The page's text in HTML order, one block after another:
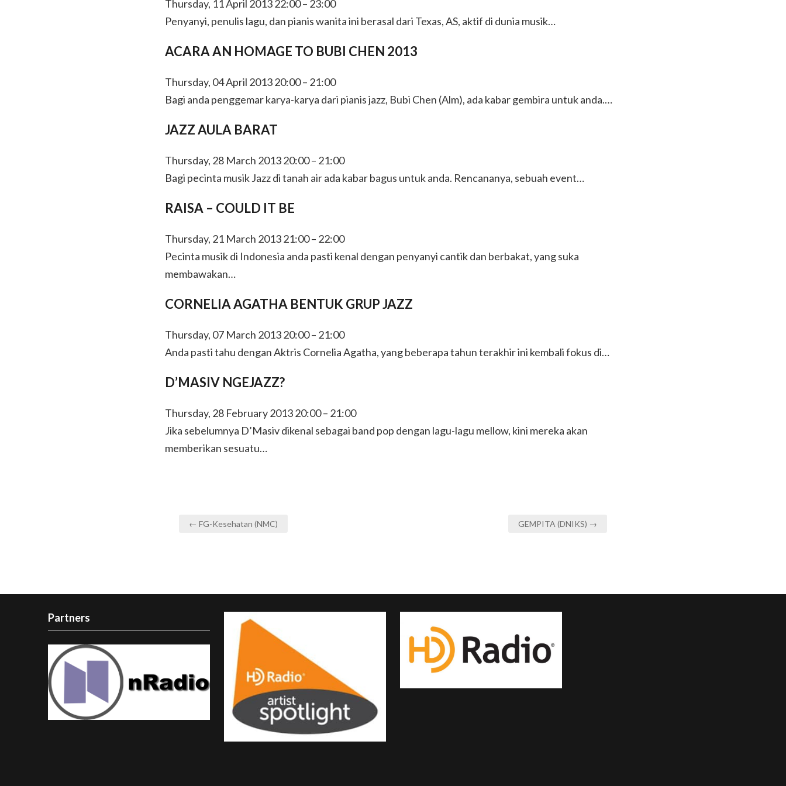
Thursday, 11 April 2013 22:00 – 23:00
Penyanyi, penulis lagu, dan pianis wanita ini berasal dari Texas, AS, aktif di dunia musik…
ACARA AN HOMAGE TO BUBI CHEN 2013
Thursday, 04 April 2013 20:00 – 21:00
Bagi anda penggemar karya-karya dari pianis jazz, Bubi Chen (Alm), ada kabar gembira untuk anda.…
JAZZ AULA BARAT
Thursday, 28 March 2013 20:00 – 21:00
Bagi pecinta musik Jazz di tanah air ada kabar bagus untuk anda. Rencananya, sebuah event…
RAISA – COULD IT BE
Thursday, 21 March 2013 21:00 – 22:00
Pecinta musik di Indonesia anda pasti kenal dengan penyanyi cantik dan berbakat, yang suka
membawakan…
CORNELIA AGATHA BENTUK GRUP JAZZ
Thursday, 07 March 2013 20:00 – 21:00
Anda pasti tahu dengan Aktris Cornelia Agatha, yang beberapa tahun terakhir ini kembali fokus di…
D’MASIV NGEJAZZ?
Thursday, 28 February 2013 20:00 – 21:00
Jika sebelumnya D’Masiv dikenal sebagai band pop dengan lagu-lagu mellow, kini mereka akan
memberikan sesuatu…
Post
← FG-Kesehatan (NMC) GEMPITA (DNIKS) →
Partners